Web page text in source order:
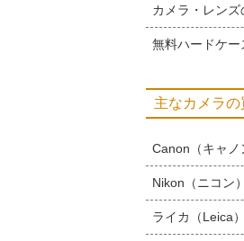
カメラ・レン
無料ハードケー
主なカメラ
Canon（キャノ
Nikon（ニコン）
ライカ（Leica）